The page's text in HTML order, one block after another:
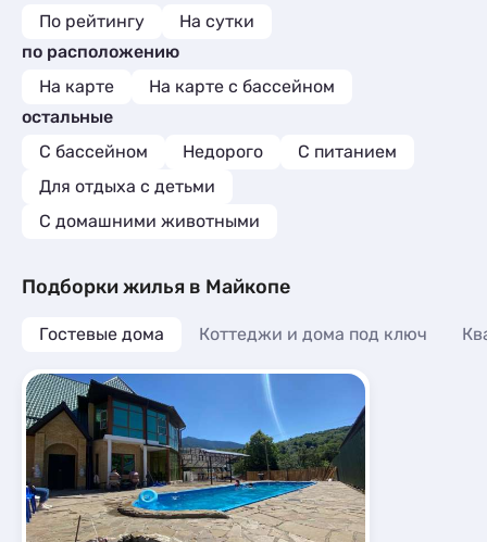
По рейтингу
На сутки
по расположению
На карте
На карте с бассейном
остальные
С бассейном
Недорого
С питанием
Для отдыха с детьми
С домашними животными
Подборки жилья в Майкопе
Гостевые дома Коттеджи и дома под ключ